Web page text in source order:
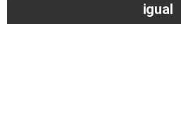
igual